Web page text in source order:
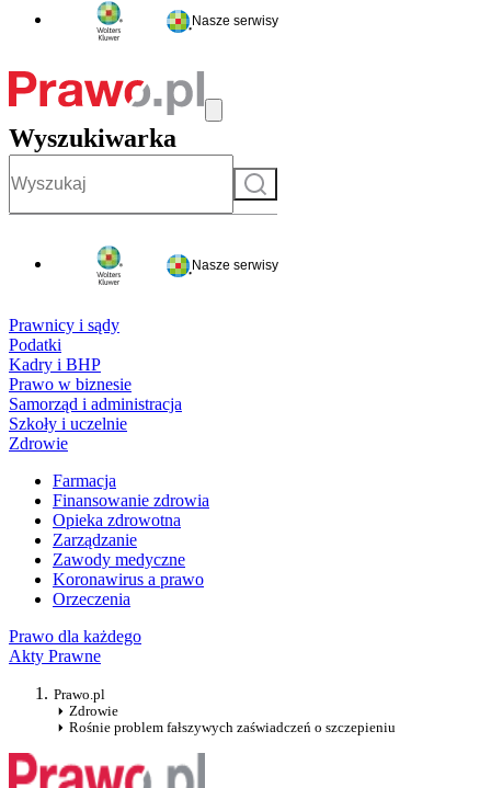
Nasze serwisy
Wyszukiwarka
Szukaj
Nasze serwisy
Prawnicy i sądy
Podatki
Kadry i BHP
Prawo w biznesie
Samorząd i administracja
Szkoły i uczelnie
Zdrowie
Farmacja
Finansowanie zdrowia
Opieka zdrowotna
Zarządzanie
Zawody medyczne
Koronawirus a prawo
Orzeczenia
Prawo dla każdego
Akty Prawne
Prawo.pl
Zdrowie
Rośnie problem fałszywych zaświadczeń o szczepieniu